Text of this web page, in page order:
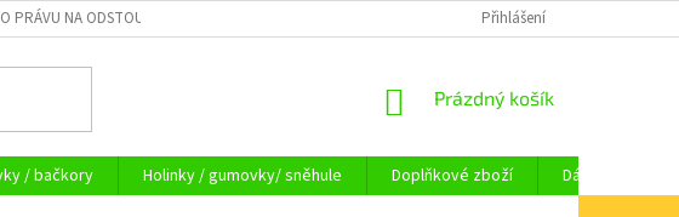
PRÁVU NA ODSTOUPENÍ OD SMLOUVY KAMENNÁ PRODEJNA
Přihlášení
NÁKUPNÍ
Prázdný košík
/ bačkory Holinky / gumovky/ sněhule Doplňkové zboží
Dárkové